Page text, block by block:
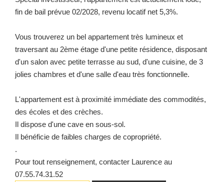
fin de bail prévue 02/2028, revenu locatif net 5,3%.
Vous trouverez un bel appartement très lumineux et
traversant au 2ème étage d'une petite résidence, disposant
d'un salon avec petite terrasse au sud, d'une cuisine, de 3
jolies chambres et d'une salle d'eau très fonctionnelle.
L'appartement est à proximité immédiate des commodités,
des écoles et des crèches.
Il dispose d'une cave en sous-sol.
Il bénéficie de faibles charges de copropriété.
.
Pour tout renseignement, contacter Laurence au
07.55.74.31.52